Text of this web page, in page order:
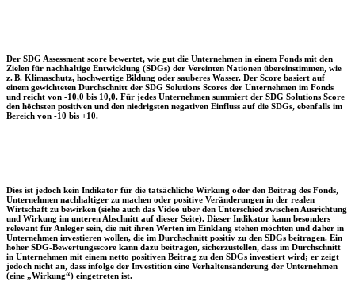
Der SDG Assessment score bewertet, wie gut die Unternehmen in einem Fonds mit den
Zielen für nachhaltige Entwicklung (SDGs) der Vereinten Nationen übereinstimmen, wie
z. B. Klimaschutz, hochwertige Bildung oder sauberes Wasser. Der Score basiert auf
einem gewichteten Durchschnitt der SDG Solutions Scores der Unternehmen im Fonds
und reicht von -10,0 bis 10,0. Für jedes Unternehmen summiert der SDG Solutions Score
den höchsten positiven und den niedrigsten negativen Einfluss auf die SDGs, ebenfalls im
Bereich von -10 bis +10.
Dies ist jedoch kein Indikator für die tatsächliche Wirkung oder den Beitrag des Fonds,
Unternehmen nachhaltiger zu machen oder positive Veränderungen in der realen
Wirtschaft zu bewirken (siehe auch das Video über den Unterschied zwischen Ausrichtung
und Wirkung im unteren Abschnitt auf dieser Seite). Dieser Indikator kann besonders
relevant für Anleger sein, die mit ihren Werten im Einklang stehen möchten und daher in
Unternehmen investieren wollen, die im Durchschnitt positiv zu den SDGs beitragen. Ein
hoher SDG-Bewertungsscore kann dazu beitragen, sicherzustellen, dass im Durchschnitt
in Unternehmen mit einem netto positiven Beitrag zu den SDGs investiert wird; er zeigt
jedoch nicht an, dass infolge der Investition eine Verhaltensänderung der Unternehmen
(eine „Wirkung“) eingetreten ist.